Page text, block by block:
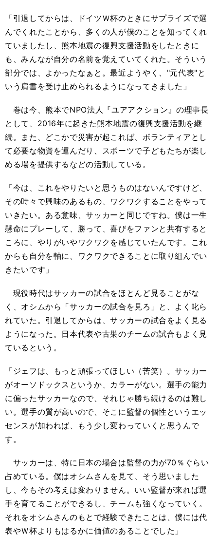
「引退してからは、ドイツＷ杯のときにサプライズで選
んでくれたことから、多くの人が僕のことを知ってくれ
ていましたし、熊本地震の復興支援活動をしたときに
も、みんなが自分の名前を覚えていてくれた。そういう
部分では、よかったなぁと。最近ようやく、"元代表"と
いう肩書を受け止められるようになってきました」
巻は今、熊本でNPO法人『ユアアクション』の理事長
として、2016年に起きた熊本地震の復興支援活動を継
続。また、どこかで災害が起これば、ボランティアとし
て必要な物資を運んだり、スポーツで子どもたちが楽し
める場を提供するなどの活動している。
「今は、これをやりたいと思うものはないんですけど、
その時々で興味のあるもの、ワクワクすることをやって
いきたい。ある意味、サッカーと同じですね。僕は一生
懸命にプレーして、勝って、喜びをファンと共有すると
ころに、やりがいやワクワクを感じていたんです。これ
からも自分を軸に、ワクワクできることに取り組んでい
きたいです」
現役時代はサッカーの試合をほとんど見ることがな
く、オシムから「サッカーの試合を見ろ」と、よく叱ら
れていた。引退してからは、サッカーの試合をよく見る
ようになった。日本代表や古巣のチームの試合もよく見
ているという。
「ジェフは、もっと頑張ってほしい（苦笑）。サッカー
がオーソドックスというか、カラーがない。選手の能力
に偏ったサッカーなので、それじゃ勝ち続けるのは難し
い。選手の質が高いので、そこに監督の個性というエッ
センスが加われば、もう少し変わっていくと思うんで
す。
サッカーは、特に日本の場合は監督の力が70％ぐらい
占めている。僕はオシムさんを見て、そう思いました
し、今もその考えは変わりません。いい監督が来れば選
手を育てることができるし、チームも強くなっていく。
それをオシムさんのもとで経験できたことは、僕には代
表やＷ杯よりもはるかに価値のあることでした」